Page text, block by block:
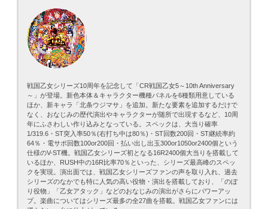
戦国乙女シリーズ10周年を記念して「CR戦国乙女5～10th Anniversary
～」が登場。新色本体＆キャラクター機種パネルを6種類用意している
ほか、新キャラ「北条ウジマサ」を追加。新たな要素を追加するだけで
なく、おなじみの歴代演出やキャラクターが随所で出現するなど、10周
年にふさわしい作り込みとなっている。スペックは、大当り確率
1/319.6・ST突入率50％(右打ち中は80％)・ST回数200回・ST継続率約
64％・電サポ回数100or200回・払い出し出玉300or1050or2400個という
仕様のV-ST機。戦国乙女シリーズ初となる16R2400個大当りを搭載して
いるほか、RUSH中の16R比率70％といった、シリーズ最高峰のスペッ
クを実現。演出面では、戦国乙女シリーズファンの声を取り入れ、過去
シリーズのなかでも特に人気の高い役物・演出を搭載しており、「のぼ
り役物」「乙女アタック」などのおなじみの演出がさらにパワーアッ
プ。楽曲についてはシリーズ最多の全27曲を搭載。戦国乙女ファンには